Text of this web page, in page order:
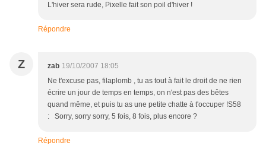
L'hiver sera rude, Pixelle fait son poil d'hiver !
Répondre
Z zab 19/10/2007 18:05
Ne t'excuse pas, filaplomb , tu as tout à fait le droit de ne rien
écrire un jour de temps en temps, on n'est pas des bêtes
quand même, et puis tu as une petite chatte à t'occuper !S58
: Sorry, sorry sorry, 5 fois, 8 fois, plus encore ?
Répondre